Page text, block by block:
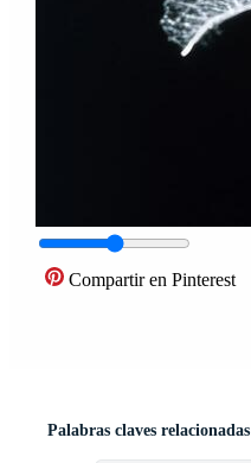
Compartir en Pinterest
Palabras claves relacionadas